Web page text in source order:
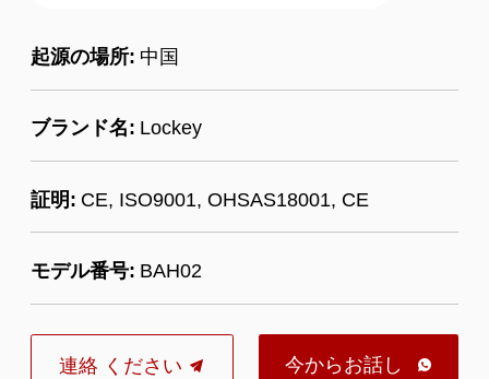
起源の場所: 中国
ブランド名: Lockey
証明: CE, ISO9001, OHSAS18001, CE
モデル番号: BAH02
連絡 ください 今からお話し 